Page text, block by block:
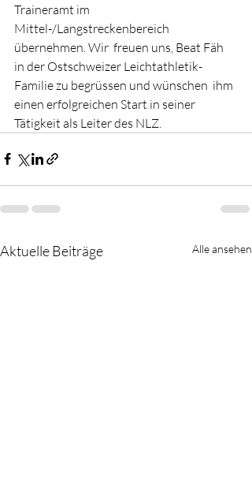
Traineramt im
Mittel-/Langstreckenbereich
übernehmen. Wir  freuen uns, Beat Fäh
in der Ostschweizer Leichtathletik-
Familie zu begrüssen und wünschen  ihm
einen erfolgreichen Start in seiner
Tätigkeit als Leiter des NLZ.
Aktuelle Beiträge Alle ansehen